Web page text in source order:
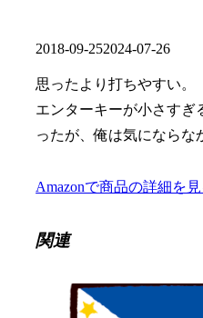
2018-09-252024-07-26
思ったより打ちやすい。
エンターキーが小さすぎ
ったが、俺は気にならな
Amazonで商品の詳細を見
関連